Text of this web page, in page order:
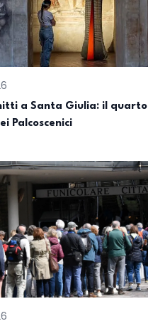
a Santa Giulia: il quarto
Palcoscenici